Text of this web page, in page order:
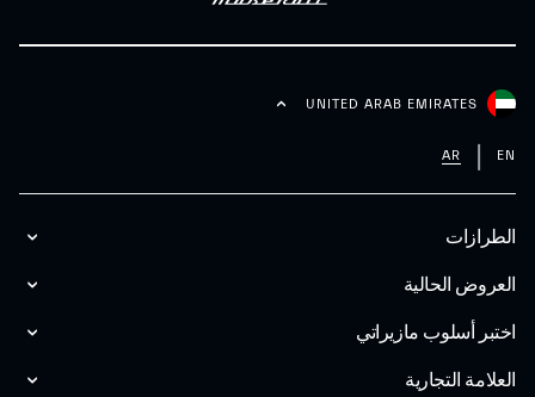
الطرازات
العروض الحالية
اختبر أسلوب مازیراتي
العلامة التجارية
UNITED ARAB EMIRATES
EN
AR